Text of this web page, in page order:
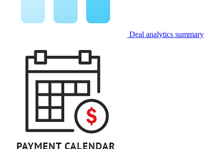
Deal analytics summary